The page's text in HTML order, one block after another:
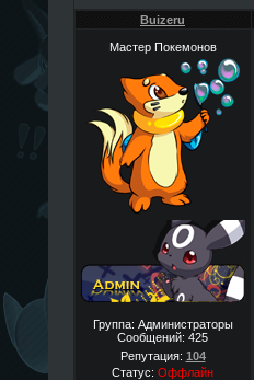
Buizeru
Мастер Покемонов
Группа: Администраторы
Сообщений: 425
Репутация: 104
Статус: Оффлайн